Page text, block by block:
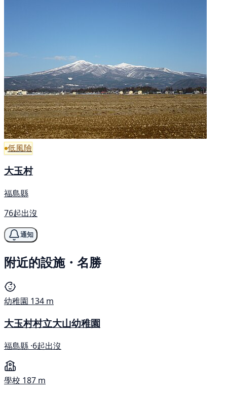
低風險
大玉村
福島縣
76起出沒
通知
附近的設施・名勝
幼稚園 134 m
大玉村村立大山幼稚園
福島縣 ·6起出沒
學校 187 m